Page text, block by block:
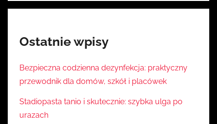
Ostatnie wpisy
Bezpieczna codzienna dezynfekcja: praktyczny
przewodnik dla domów, szkół i placówek
Stadiopasta tanio i skutecznie: szybka ulga po
urazach